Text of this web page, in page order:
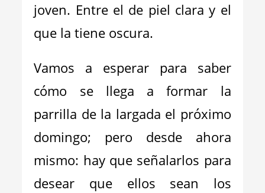
joven. Entre el de piel clara y el
que la tiene oscura.
Vamos a esperar para saber
cómo se llega a formar la
parrilla de la largada el próximo
domingo; pero desde ahora
mismo: hay que señalarlos para
desear que ellos sean los